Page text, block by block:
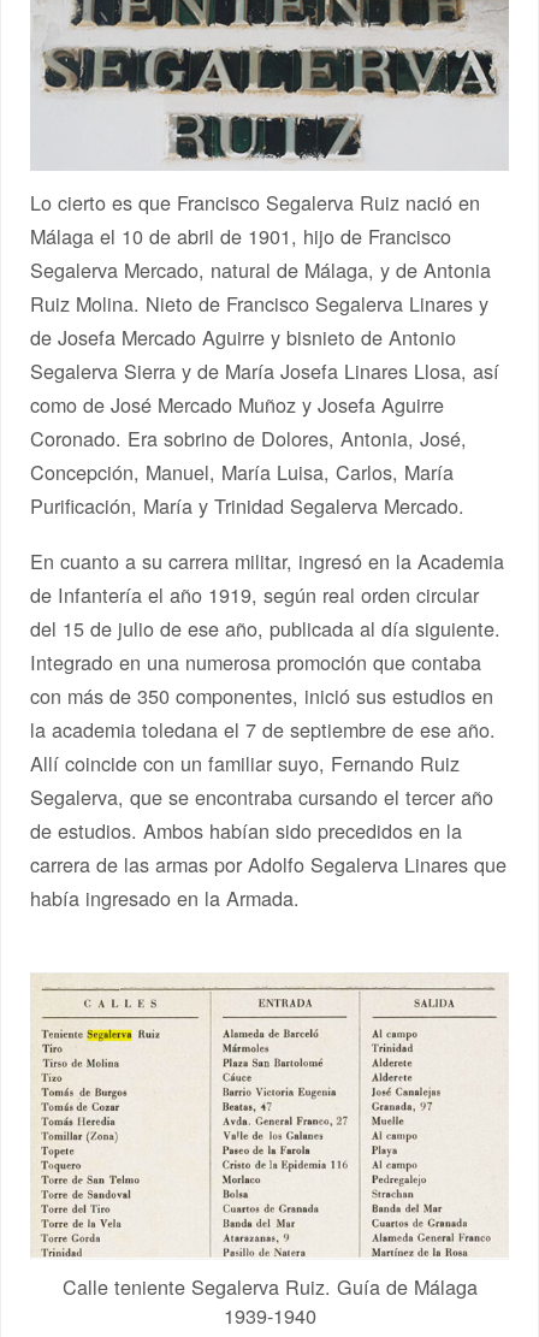
Lo cierto es que Francisco Segalerva Ruiz nació en
Málaga el 10 de abril de 1901, hijo de Francisco
Segalerva Mercado, natural de Málaga, y de Antonia
Ruiz Molina. Nieto de Francisco Segalerva Linares y
de Josefa Mercado Aguirre y bisnieto de Antonio
Segalerva Sierra y de María Josefa Linares Llosa, así
como de José Mercado Muñoz y Josefa Aguirre
Coronado. Era sobrino de Dolores, Antonia, José,
Concepción, Manuel, María Luisa, Carlos, María
Purificación, María y Trinidad Segalerva Mercado.
En cuanto a su carrera militar, ingresó en la Academia
de Infantería el año 1919, según real orden circular
del 15 de julio de ese año, publicada al día siguiente.
Integrado en una numerosa promoción que contaba
con más de 350 componentes, inició sus estudios en
la academia toledana el 7 de septiembre de ese año.
Allí coincide con un familiar suyo, Fernando Ruiz
Segalerva, que se encontraba cursando el tercer año
de estudios. Ambos habían sido precedidos en la
carrera de las armas por Adolfo Segalerva Linares que
había ingresado en la Armada.
Calle teniente Segalerva Ruiz. Guía de Málaga
1939-1940